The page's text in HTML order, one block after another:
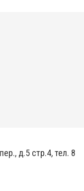
д.5 стр.4, тел. 8